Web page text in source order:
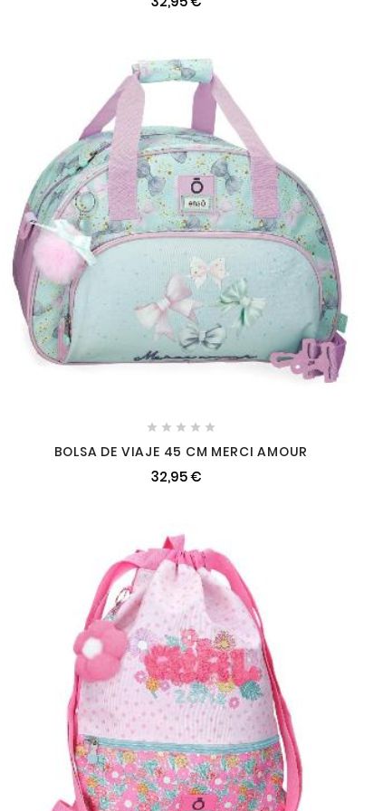
    
BOLSA DE VIAJE 45 CM MERCI AMOUR
32,95 €